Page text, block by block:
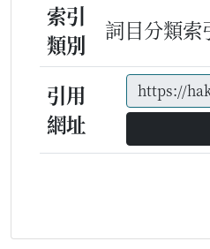
索引
類別
詞目分類
引用
網址